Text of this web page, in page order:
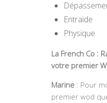
Entraide
Physique
La French Co :
votre premier
Marine : Pour
premier wod